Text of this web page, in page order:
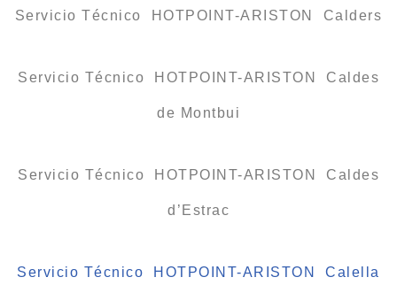
Servicio Técnico HOTPOINT-ARISTON Calders
Servicio Técnico HOTPOINT-ARISTON Caldes
de Montbui
Servicio Técnico HOTPOINT-ARISTON Caldes
d’Estrac
Servicio Técnico HOTPOINT-ARISTON Calella